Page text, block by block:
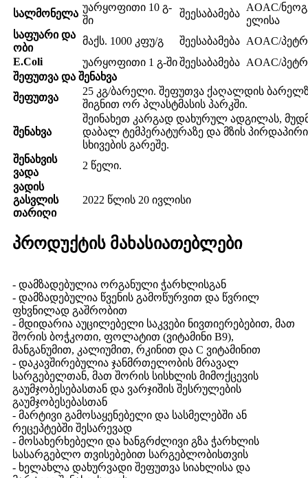
სალმონელა
უარყოფითი 10 გ-
ში
შეესაბამება
AOAC/
ელისა
საფუარი და
ობი
მაქს. 1000 კფუ/გ შეესაბამება AOAC/
E.Coli
უარყოფითი 1 გ-შიშეესაბამება AOAC/
შეფუთვა და შენახვა
შეფუთვა
25 კგ/ბარელი. შეფუთვა ქაღალდის
შიგნით ორ პლასტმასის პარკში.
შენახვა
შეინახეთ კარგად დახურულ ადგილას,
დაბალ ტემპერატურაზე და მზის პირდაპირი
სხივების გარეშე.
შენახვის
ვადა
2 წელი.
ვადის
გასვლის
თარიღი
2022 წლის 20 ივლისი
პროდუქტის მახასიათებლები
- დამზადებულია ორგანული ჭარხლისგან
- დამზადებულია წვენის გამოწურვით და წვრილ
ფხვნილად გაშრობით
- მდიდარია აუცილებელი საკვები ნივთიერებებით, მათ
შორის ბოჭკოთი, ფოლატით (ვიტამინი B9),
მანგანუმით, კალიუმით, რკინით და C ვიტამინით
- დაკავშირებულია ჯანმრთელობის მრავალ
სარგებელთან, მათ შორის სისხლის მიმოქცევის
გაუმჯობესებასთან და ვარჯიშის შესრულების
გაუმჯობესებასთან
- მარტივი გამოსაყენებელი და სასმელებში ან
რეცეპტებში შესარევად
- მოსახერხებელი და ხანგრძლივი გზა ჭარხლის
სასარგებლო თვისებებით სარგებლობისთვის
- ხელახლა დახურვადი შეფუთვა სიახლისა და